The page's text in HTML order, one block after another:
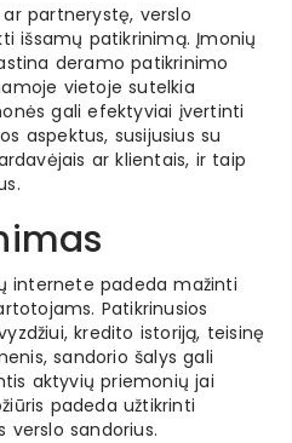
partnerystę, verslo
išsamų patikrinimą. Įmonių
deramo patikrinimo
vietoje sutelkia
gali efektyviai įvertinti
aspektus, susijusius su
ar klientais, ir taip
internete padeda mažinti
Patikrinusios
kredito istoriją, teisinę
sandorio šalys gali
aktyvių priemonių jai
padeda užtikrinti
verslo sandorius.